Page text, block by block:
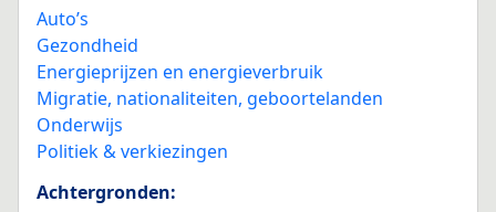
Auto’s
Gezondheid
Energieprijzen en energieverbruik
Migratie, nationaliteiten, geboortelanden
Onderwijs
Politiek & verkiezingen
Achtergronden: